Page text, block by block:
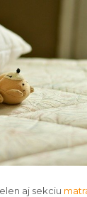
aj sekciu